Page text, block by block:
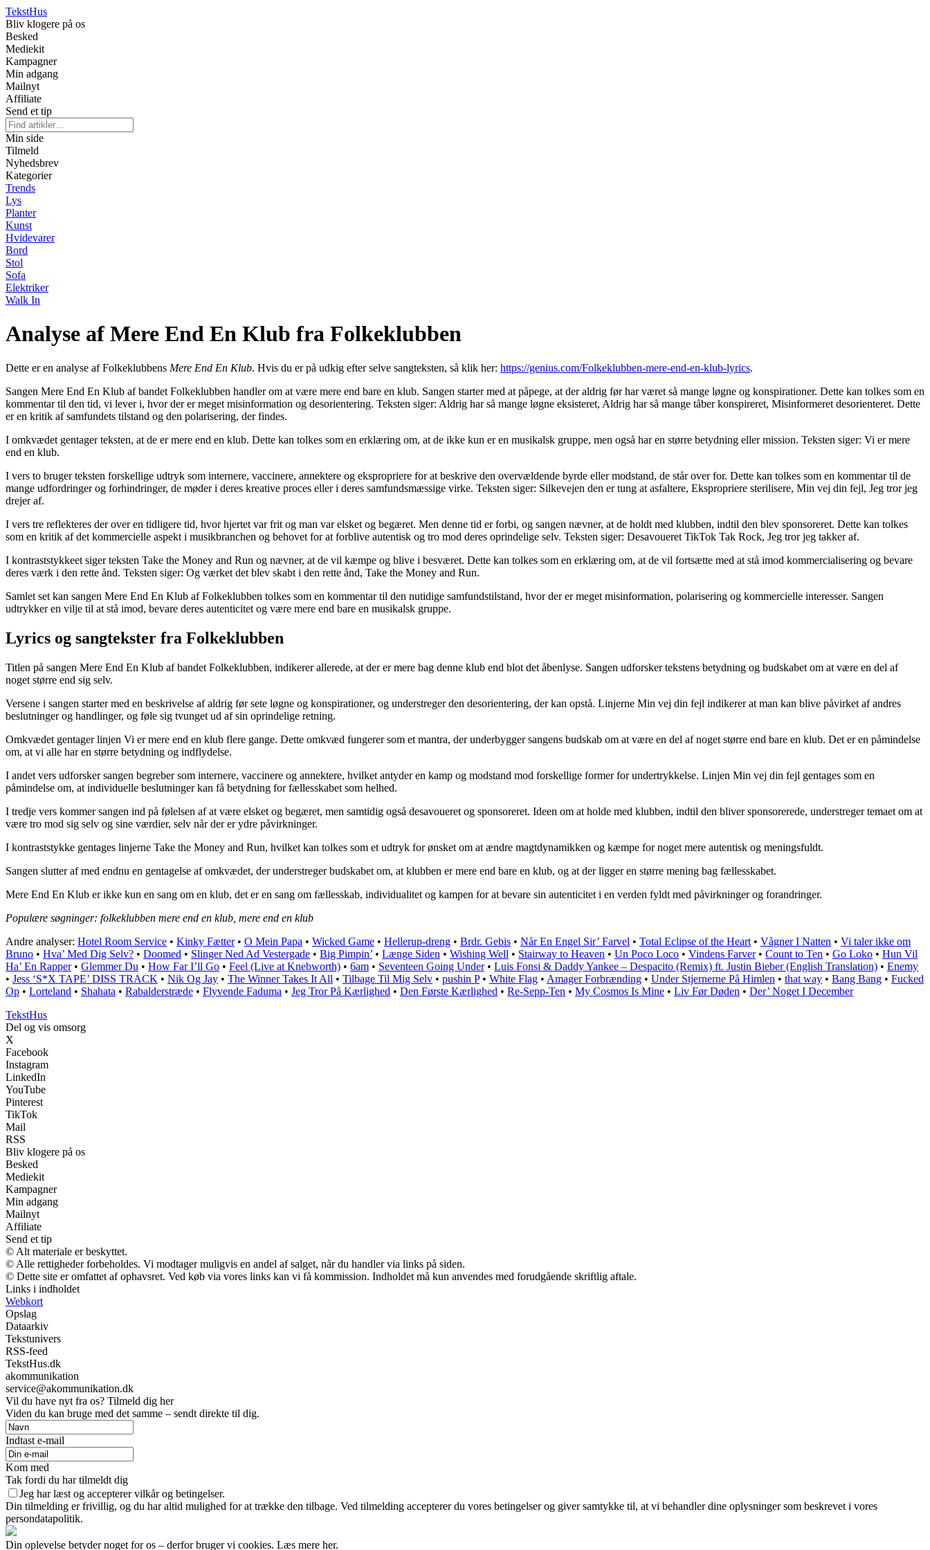
TekstHus
Bliv klogere på os
Besked
Mediekit
Kampagner
Min adgang
Mailnyt
Affiliate
Send et tip
Min side
Tilmeld
Nyhedsbrev
Kategorier
Trends
Lys
Planter
Kunst
Hvidevarer
Bord
Stol
Sofa
Elektriker
Walk In
Analyse af Mere End En Klub fra Folkeklubben
Dette er en analyse af Folkeklubbens Mere End En Klub. Hvis du er på udkig efter selve sangteksten, så klik her: https://genius.com/Folkeklubben-mere-end-en-klub-lyrics.
Sangen Mere End En Klub af bandet Folkeklubben handler om at være mere end bare en klub. Sangen starter med at påpege, at der aldrig før har været så mange løgne og konspirationer. Dette kan tolkes som en
kommentar til den tid, vi lever i, hvor der er meget misinformation og desorientering. Teksten siger: Aldrig har så mange løgne eksisteret, Aldrig har så mange tåber konspireret, Misinformeret desorienteret. Dette
er en kritik af samfundets tilstand og den polarisering, der findes.
I omkvædet gentager teksten, at de er mere end en klub. Dette kan tolkes som en erklæring om, at de ikke kun er en musikalsk gruppe, men også har en større betydning eller mission. Teksten siger: Vi er mere
end en klub.
I vers to bruger teksten forskellige udtryk som internere, vaccinere, annektere og ekspropriere for at beskrive den overvældende byrde eller modstand, de står over for. Dette kan tolkes som en kommentar til de
mange udfordringer og forhindringer, de møder i deres kreative proces eller i deres samfundsmæssige virke. Teksten siger: Silkevejen den er tung at asfaltere, Ekspropriere sterilisere, Min vej din fejl, Jeg tror jeg
drejer af.
I vers tre reflekteres der over en tidligere tid, hvor hjertet var frit og man var elsket og begæret. Men denne tid er forbi, og sangen nævner, at de holdt med klubben, indtil den blev sponsoreret. Dette kan tolkes
som en kritik af det kommercielle aspekt i musikbranchen og behovet for at forblive autentisk og tro mod deres oprindelige selv. Teksten siger: Desavoueret TikTok Tak Rock, Jeg tror jeg takker af.
I kontraststykkeet siger teksten Take the Money and Run og nævner, at de vil kæmpe og blive i besværet. Dette kan tolkes som en erklæring om, at de vil fortsætte med at stå imod kommercialisering og bevare
deres værk i den rette ånd. Teksten siger: Og værket det blev skabt i den rette ånd, Take the Money and Run.
Samlet set kan sangen Mere End En Klub af Folkeklubben tolkes som en kommentar til den nutidige samfundstilstand, hvor der er meget misinformation, polarisering og kommercielle interesser. Sangen
udtrykker en vilje til at stå imod, bevare deres autenticitet og være mere end bare en musikalsk gruppe.
Lyrics og sangtekster fra Folkeklubben
Titlen på sangen Mere End En Klub af bandet Folkeklubben, indikerer allerede, at der er mere bag denne klub end blot det åbenlyse. Sangen udforsker tekstens betydning og budskabet om at være en del af
noget større end sig selv.
Versene i sangen starter med en beskrivelse af aldrig før sete løgne og konspirationer, og understreger den desorientering, der kan opstå. Linjerne Min vej din fejl indikerer at man kan blive påvirket af andres
beslutninger og handlinger, og føle sig tvunget ud af sin oprindelige retning.
Omkvædet gentager linjen Vi er mere end en klub flere gange. Dette omkvæd fungerer som et mantra, der underbygger sangens budskab om at være en del af noget større end bare en klub. Det er en påmindelse
om, at vi alle har en større betydning og indflydelse.
I andet vers udforsker sangen begreber som internere, vaccinere og annektere, hvilket antyder en kamp og modstand mod forskellige former for undertrykkelse. Linjen Min vej din fejl gentages som en
påmindelse om, at individuelle beslutninger kan få betydning for fællesskabet som helhed.
I tredje vers kommer sangen ind på følelsen af at være elsket og begæret, men samtidig også desavoueret og sponsoreret. Ideen om at holde med klubben, indtil den bliver sponsorerede, understreger temaet om at
være tro mod sig selv og sine værdier, selv når der er ydre påvirkninger.
I kontraststykke gentages linjerne Take the Money and Run, hvilket kan tolkes som et udtryk for ønsket om at ændre magtdynamikken og kæmpe for noget mere autentisk og meningsfuldt.
Sangen slutter af med endnu en gentagelse af omkvædet, der understreger budskabet om, at klubben er mere end bare en klub, og at der ligger en større mening bag fællesskabet.
Mere End En Klub er ikke kun en sang om en klub, det er en sang om fællesskab, individualitet og kampen for at bevare sin autenticitet i en verden fyldt med påvirkninger og forandringer.
Populære søgninger: folkeklubben mere end en klub, mere end en klub
Andre analyser: Hotel Room Service • Kinky Fætter• O Mein Papa • Wicked Game • Hellerup-dreng • Brdr. Gebis • Når En Engel Sir’ Farvel • Total Eclipse of the Heart • Vågner I Natten • Vi taler ikke om
Bruno • Hva’ Med Dig Selv? • Doomed • Slinger Ned Ad Vestergade • Big Pimpin’ • Længe Siden • Wishing Well • Stairway to Heaven • Un Poco Loco • Vindens Farver• Count to Ten • Go Loko • Hun Vil
Ha’ En Rapper• Glemmer Du • How Far I’ll Go • Feel (Live at Knebworth) • 6am • Seventeen Going Under• Luis Fonsi & Daddy Yankee – Despacito (Remix) ft. Justin Bieber (English Translation) • Enemy
• Jess ‘S*X TAPE’ DISS TRACK • Nik Og Jay • The Winner Takes It All • Tilbage Til Mig Selv • ‎pushin P• White Flag • Amager Forbrænding • Under Stjernerne På Himlen • ​that way • Bang Bang • Fucked
Op • Lorteland • Shahata • Rabalderstræde • Flyvende Faduma • Jeg Tror På Kærlighed • Den Første Kærlighed • Re-Sepp-Ten • My Cosmos Is Mine • Liv Før Døden • Der’ Noget I December
TekstHus
Del og vis omsorg
X
Facebook
Instagram
LinkedIn
YouTube
Pinterest
TikTok
Mail
RSS
Bliv klogere på os
Besked
Mediekit
Kampagner
Min adgang
Mailnyt
Affiliate
Send et tip
© Alt materiale er beskyttet.
© Alle rettigheder forbeholdes. Vi modtager muligvis en andel af salget, når du handler via links på siden.
© Dette site er omfattet af ophavsret. Ved køb via vores links kan vi få kommission. Indholdet må kun anvendes med forudgående skriftlig aftale.
Links i indholdet
Webkort
Opslag
Dataarkiv
Tekstunivers
RSS-feed
TekstHus.dk
akommunikation
service@akommunikation.dk
Vil du have nyt fra os? Tilmeld dig her
Viden du kan bruge med det samme – sendt direkte til dig.
Indtast e-mail
Kom med
Tak fordi du har tilmeldt dig
Jeg har læst og accepterer vilkår og betingelser.
Din tilmelding er frivillig, og du har altid mulighed for at trække den tilbage. Ved tilmelding accepterer du vores betingelser og giver samtykke til, at vi behandler dine oplysninger som beskrevet i vores
persondatapolitik.
Din oplevelse betyder noget for os – derfor bruger vi cookies. Læs mere her.